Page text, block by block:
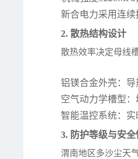
新合电力采用连续
2. 散热结构设计
散热效率决定母线
铝镁合金外壳：导
空气动力学槽型：
智能温控系统：实
3. 防护等级与安全
渭南地区多沙尘天